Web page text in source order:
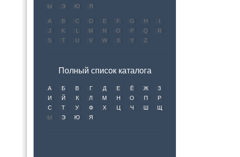
Ы
Э Ю Я
A B C D E F G H
I
J
K L M N O P Q
R
S
T U V W X Y Z
Полный список каталога
А Б В Г Д Е Ё Ж
З
И
Й К Л М Н О П
Р
С
Т У Ф Х Ц Ч Ш
Щ
Ы
Э Ю Я